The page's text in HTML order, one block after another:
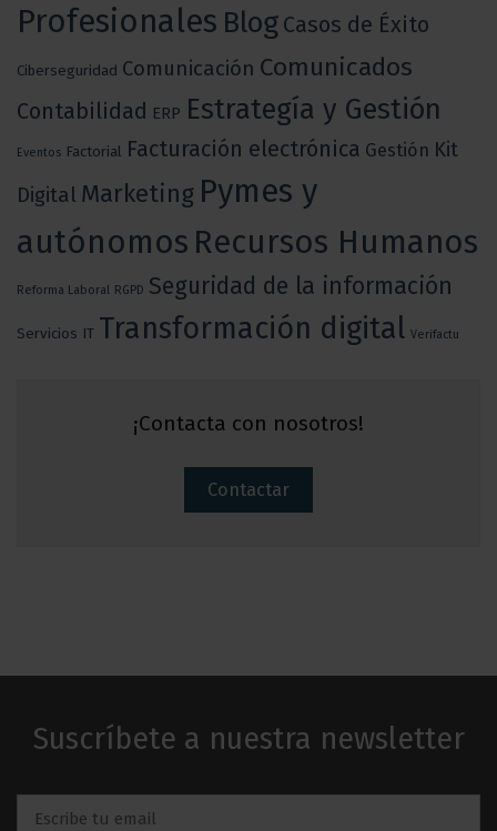
Profesionales Blog Casos de Éxito
Ciberseguridad Comunicación Comunicados
Contabilidad ERP Estrategía y Gestión
Eventos Factorial Facturación electrónica Gestión Kit
Digital Marketing Pymes y
autónomos Recursos Humanos
Reforma Laboral RGPD Seguridad de la información
Servicios IT Transformación digital Verifactu
¡Contacta con nosotros!
Contactar
Suscríbete a nuestra newsletter